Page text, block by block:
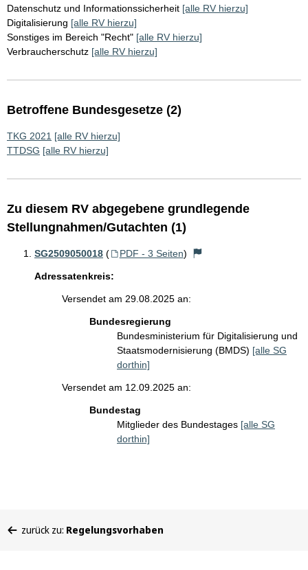
Datenschutz und Informationssicherheit [alle RV hierzu]
Digitalisierung [alle RV hierzu]
Sonstiges im Bereich "Recht" [alle RV hierzu]
Verbraucherschutz [alle RV hierzu]
Betroffene Bundesgesetze (2)
TKG 2021 [alle RV hierzu]
TTDSG [alle RV hierzu]
Zu diesem RV abgegebene grundlegende
Stellungnahmen/Gutachten (1)
SG2509050018 ( PDF - 3 Seiten)
Adressatenkreis:
Versendet am 29.08.2025 an:
Bundesregierung
Bundesministerium für Digitalisierung und
Staatsmodernisierung (BMDS) [alle SG
dorthin]
Versendet am 12.09.2025 an:
Bundestag
Mitglieder des Bundestages [alle SG
dorthin]
befinden
zurück zu: Regelungsvorhaben